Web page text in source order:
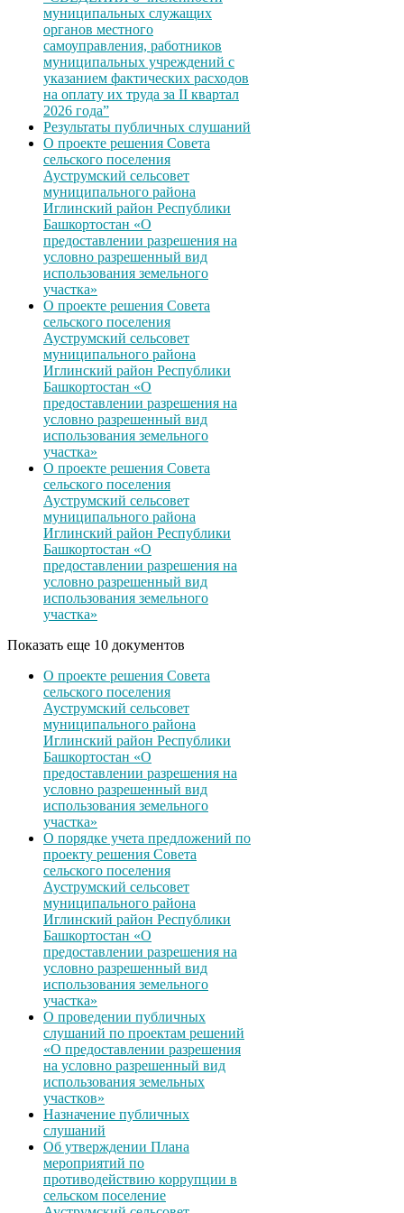
муниципальных служащих
органов местного
самоуправления, работников
муниципальных учреждений с
указанием фактических расходов
на оплату их труда за II квартал
2026 года”
Результаты публичных слушаний
О проекте решения Совета
сельского поселения
Ауструмский сельсовет
муниципального района
Иглинский район Республики
Башкортостан «О
предоставлении разрешения на
условно разрешенный вид
использования земельного
участка»
О проекте решения Совета
сельского поселения
Ауструмский сельсовет
муниципального района
Иглинский район Республики
Башкортостан «О
предоставлении разрешения на
условно разрешенный вид
использования земельного
участка»
О проекте решения Совета
сельского поселения
Ауструмский сельсовет
муниципального района
Иглинский район Республики
Башкортостан «О
предоставлении разрешения на
условно разрешенный вид
использования земельного
участка»
Показать еще 10 документов
О проекте решения Совета
сельского поселения
Ауструмский сельсовет
муниципального района
Иглинский район Республики
Башкортостан «О
предоставлении разрешения на
условно разрешенный вид
использования земельного
участка»
О порядке учета предложений по
проекту решения Совета
сельского поселения
Ауструмский сельсовет
муниципального района
Иглинский район Республики
Башкортостан «О
предоставлении разрешения на
условно разрешенный вид
использования земельного
участка»
О проведении публичных
слушаний по проектам решений
«О предоставлении разрешения
на условно разрешенный вид
использования земельных
участков»
Назначение публичных
слушаний
Об утверждении Плана
мероприятий по
противодействию коррупции в
сельском поселение